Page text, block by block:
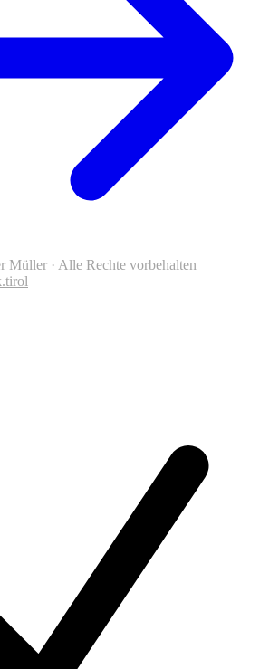
Müller · Alle Rechte vorbehalten